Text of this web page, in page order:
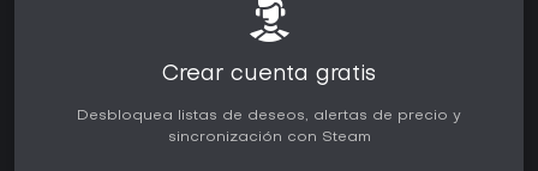
Crear cuenta gratis
Desbloquea listas de deseos, alertas de precio y
sincronización con Steam